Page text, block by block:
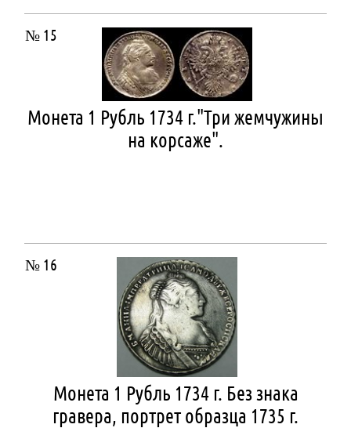
№ 15
Монета 1 Рубль 1734 г."Три жемчужины
на корсаже".
№ 16
Монета 1 Рубль 1734 г. Без знака
гравера, портрет образца 1735 г.